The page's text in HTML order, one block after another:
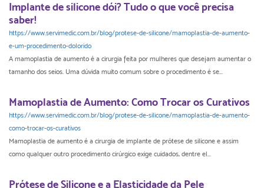
Implante de silicone dói? Tudo o que você precisa
saber!
https://www.servimedic.com.br/blog/protese-de-silicone/mamoplastia-de-aumento-
e-um-procedimento-dolorido
A mamoplastia de aumento é a cirurgia feita por mulheres que desejam aumentar o
tamanho dos seios. Uma dúvida muito comum sobre o procedimento é se...
Mamoplastia de Aumento: Como Trocar os Curativos
https://www.servimedic.com.br/blog/protese-de-silicone/mamoplastia-de-aumento-
como-trocar-os-curativos
Mamoplastia de aumento é a cirurgia de implante de prótese de silicone e assim
como qualquer outro procedimento cirúrgico exige cuidados, dentre el...
Prótese de Silicone e a Elasticidade da Pele